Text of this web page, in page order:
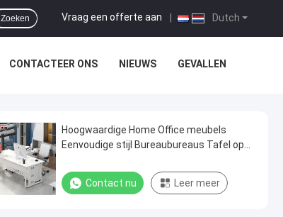
Dutch
Vraag een offerte aan
Zoeken
CONTACTEER ONS NIEUWS GEVALLEN
Hoogwaardige Home Office meubels
Eenvoudige stijl Bureaubureaus Tafel op
Contact nu Leer meer